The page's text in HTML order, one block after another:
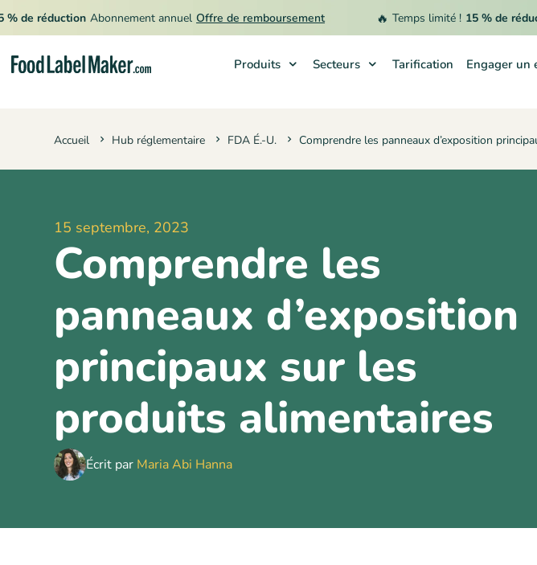
réduction Abonnement annuel Offre de remboursement Temps limité ! 15 % de réduction
Produits Secteurs Tarification Engager un
Accueil Hub réglementaire FDA É.-U. Comprendre les panneaux d’exposition
15 septembre, 2023
Comprendre les
panneaux d’exposition
principaux sur les
produits alimentaires
Écrit par Maria Abi Hanna
Secteurs